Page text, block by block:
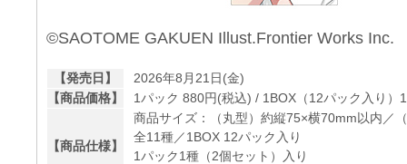
©SAOTOME GAKUEN Illust.Frontier Works Inc.
【発売日】
2026年8月21日(金)
【商品価格】
1パック 880円(税込) / 1BOX（12パック入り）
【商品仕様】
商品サイズ：（丸型）約縦75×横70mm以内／
全11種／1BOX 12パック入り
1パック1種（2個セット）入り